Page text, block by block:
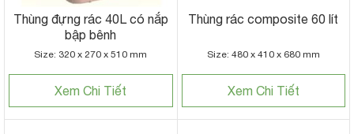
Thùng đựng rác 40L có nắp
bập bênh
Size: 320 x 270 x 510 mm
Xem Chi Tiết
Thùng rác composite 60 lít
Size: 480 x 410 x 680 mm
Xem Chi Tiết